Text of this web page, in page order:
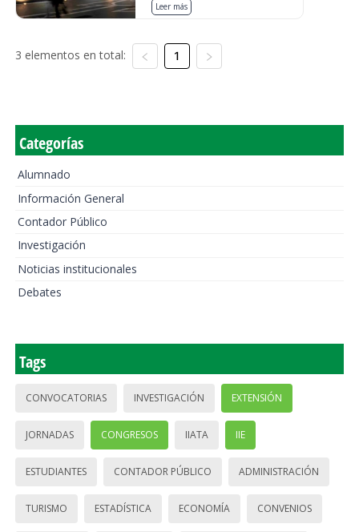
Leer más
3 elementos en total: 1
Categorías
Alumnado
Información General
Contador Público
Investigación
Noticias institucionales
Debates
Tags
CONVOCATORIAS INVESTIGACIÓN EXTENSIÓN
JORNADAS CONGRESOS IIATA IIE
ESTUDIANTES CONTADOR PÚBLICO ADMINISTRACIÓN
TURISMO ESTADÍSTICA ECONOMÍA CONVENIOS